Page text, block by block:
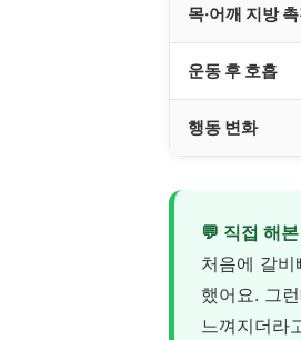
목·어깨 지방
운동 후 호흡
행동 변화
💬 직접 해
처음에 갈
했어요. 그
느껴지더라